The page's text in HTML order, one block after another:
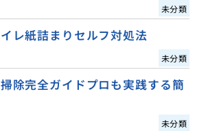
未分類
レ紙詰まりセルフ対処法
未分類
除完全ガイドプロも実践する簡
未分類